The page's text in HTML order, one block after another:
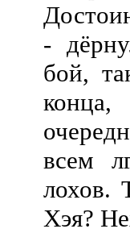
-
бой,
всем
лохов.
Хэя?